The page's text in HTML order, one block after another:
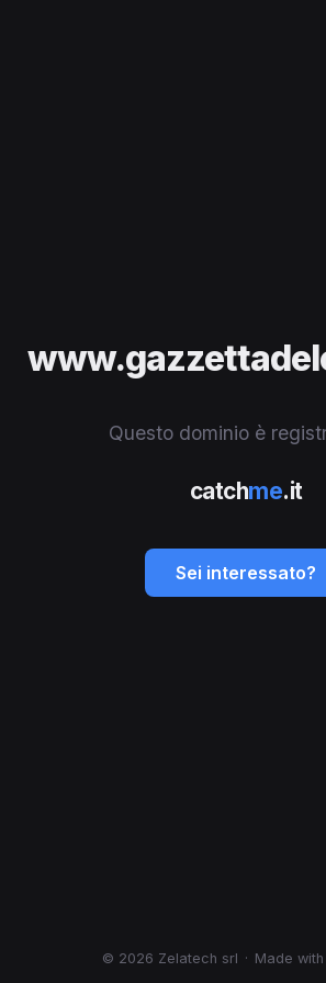
Questo dominio è
catchme.it
Sei interessato?
© 2026 Zelatech srl · Made with